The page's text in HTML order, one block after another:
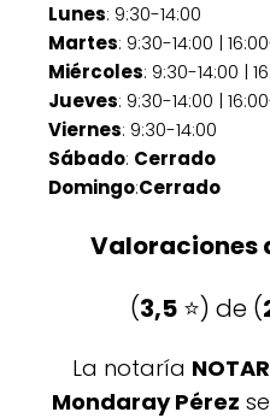
Lunes: 9:30-14:00
Martes: 9:30-14:00 |
Miércoles: 9:30-14:00 |
Jueves: 9:30-14:00 |
Viernes: 9:30-14:00
Sábado: Cerrado
Domingo:Cerrado
Valoraciones
(3,5 ⭐️) de (
La notaría
Mondaray Pérez